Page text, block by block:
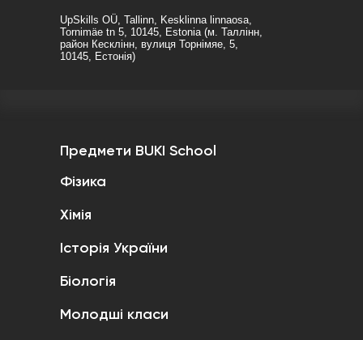
UpSkills OÜ, Tallinn, Kesklinna linnaosa,
Tornimäe tn 5, 10145, Estonia (м. Таллінн,
район Кесклінн, вулиця Торнімяе, 5,
10145, Естонія)
Предмети BUKI School
Фізика
Хімія
Історія України
Біологія
Молодші класи